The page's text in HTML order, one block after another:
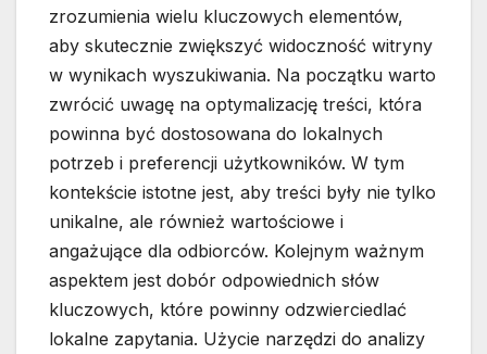
zrozumienia wielu kluczowych elementów,
aby skutecznie zwiększyć widoczność witryny
w wynikach wyszukiwania. Na początku warto
zwrócić uwagę na optymalizację treści, która
powinna być dostosowana do lokalnych
potrzeb i preferencji użytkowników. W tym
kontekście istotne jest, aby treści były nie tylko
unikalne, ale również wartościowe i
angażujące dla odbiorców. Kolejnym ważnym
aspektem jest dobór odpowiednich słów
kluczowych, które powinny odzwierciedlać
lokalne zapytania. Użycie narzędzi do analizy